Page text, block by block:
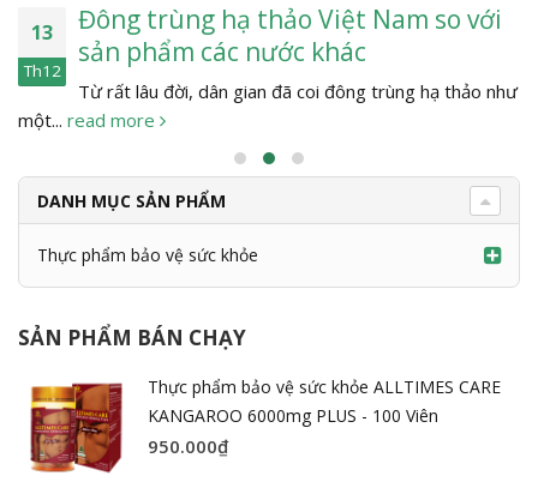
13
Th12
Đông trùng hạ thảo Việt Nam so với
sản phẩm các nước khác
Từ rất lâu đời, dân gian đã coi đông trùng hạ thảo như
một... read more
DANH MỤC SẢN PHẨM
Thực phẩm bảo vệ sức khỏe
SẢN PHẨM BÁN CHẠY
Thực phẩm bảo vệ sức khỏe ALLTIMES CARE
KANGAROO 6000mg PLUS - 100 Viên
950.000₫